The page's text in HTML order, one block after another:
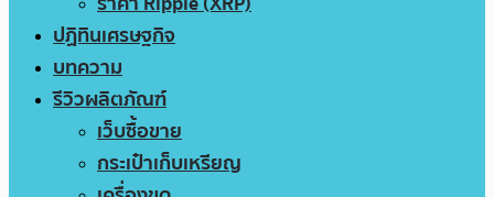
ปฏิทินเศรษฐกิจ
บทความ
รีวิวผลิตภัณฑ์
เว็บซื้อขาย
กระเป๋าเก็บเหรียญ